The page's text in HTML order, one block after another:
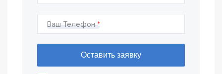
Ваш Телефон